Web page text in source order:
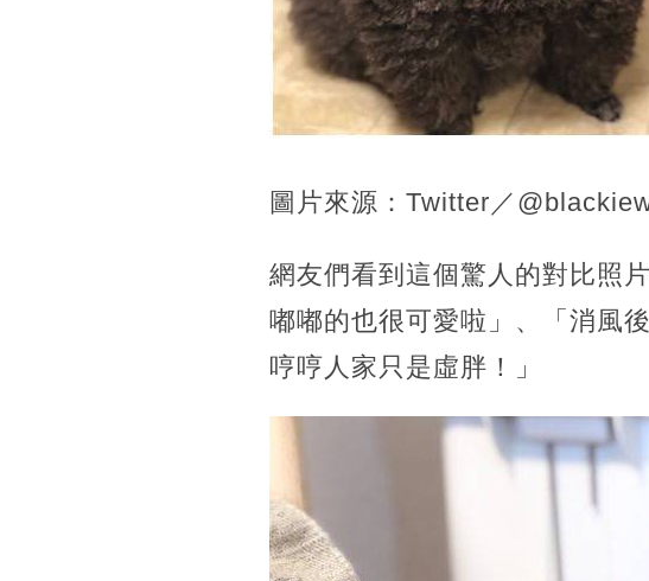
圖片來源：Twitter／
網友們看到這個驚人的對比照
嘟嘟的也很可愛啦」、「消風
哼哼人家只是虛胖！」